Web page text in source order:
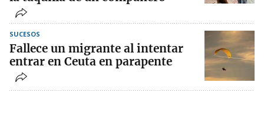
SUCESOS
Fallece un migrante al intentar
entrar en Ceuta en parapente